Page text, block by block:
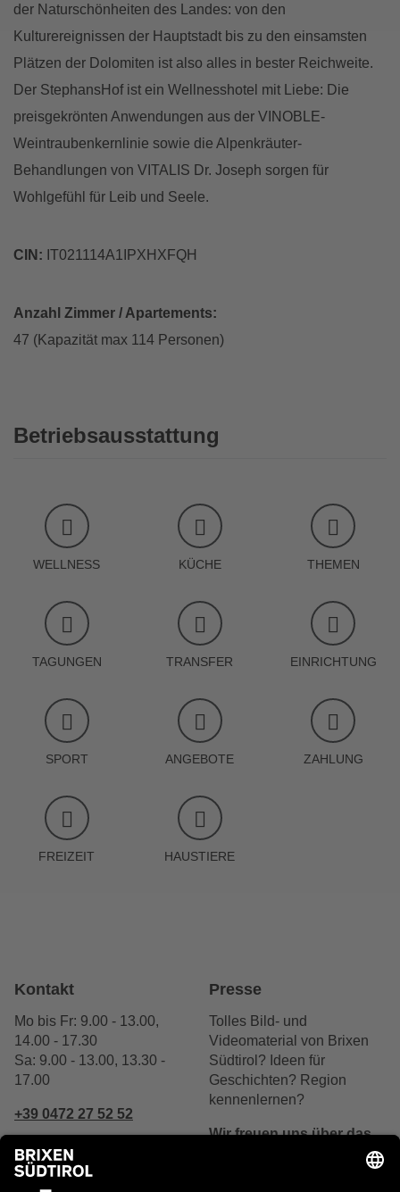
der Naturschönheiten des Landes: von den
Kulturereignissen der Hauptstadt bis zu den einsamsten
Plätzen der Dolomiten ist also alles in bester Reichweite.
Der StephansHof ist ein Wellnesshotel mit Liebe: Die
preisgekrönten Anwendungen aus der VINOBLE-
Weintraubenkernlinie sowie die Alpenkräuter-
Behandlungen von VITALIS Dr. Joseph sorgen für
Wohlgefühl für Leib und Seele.
CIN: IT021114A1IPXHXFQH
Anzahl Zimmer / Apartements:
47 (Kapazität max 114 Personen)
Betriebsausstattung
WELLNESS KÜCHE THEMEN
TAGUNGEN TRANSFER EINRICHTUNG
SPORT ANGEBOTE ZAHLUNG
FREIZEIT HAUSTIERE
Kontakt
Mo bis Fr: 9.00 - 13.00,
14.00 - 17.30
Sa: 9.00 - 13.00, 13.30 -
17.00
+39 0472 27 52 52
Schreibe uns
Presse
Tolles Bild- und
Videomaterial von Brixen
Südtirol? Ideen für
Geschichten? Region
kennenlernen?
Wir freuen uns über das